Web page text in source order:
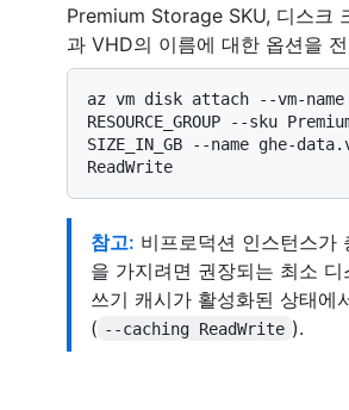
Premium Storage SKU, 디스크
과 VHD의 이름에 대한 옵션을
az vm disk attach --vm-name
RESOURCE_GROUP --sku
SIZE_IN_GB --name ghe-
참고: 비프로덕션 인스턴스가
을 가지려면 권장되는 최소
쓰기 캐시가 활성화된 상태에
( --caching ReadWrite ).